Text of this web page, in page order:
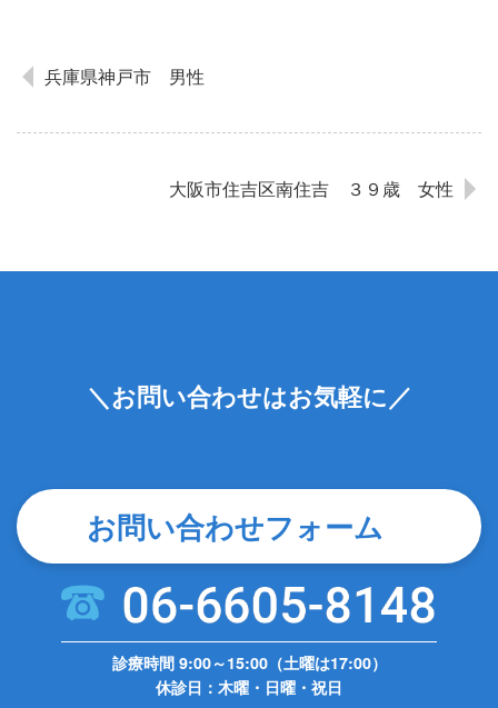
兵庫県神戸市 男性
大阪市住吉区南住吉 ３９歳 女性
＼お問い合わせはお気軽に／
お問い合わせフォーム
診療時間 9:00～15:00（土曜は17:00）
休診日：木曜・日曜・祝日